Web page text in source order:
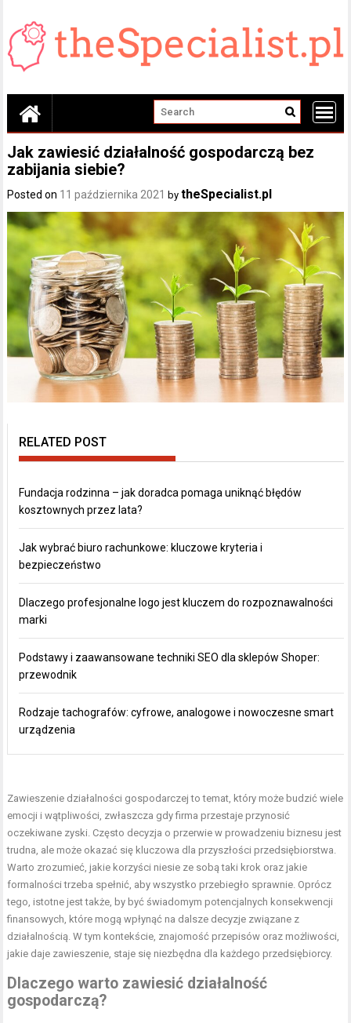
content
Jak zawiesić działalność gospodarczą bez
zabijania siebie?
Posted on 11 października 2021 bytheSpecialist.pl
RELATED POST
Fundacja rodzinna – jak doradca pomaga uniknąć błędów
kosztownych przez lata?
Jak wybrać biuro rachunkowe: kluczowe kryteria i
bezpieczeństwo
Dlaczego profesjonalne logo jest kluczem do rozpoznawalności
marki
Podstawy i zaawansowane techniki SEO dla sklepów Shoper:
przewodnik
Rodzaje tachografów: cyfrowe, analogowe i nowoczesne smart
urządzenia
Zawieszenie działalności gospodarczej to temat, który może budzić wiele
emocji i wątpliwości, zwłaszcza gdy firma przestaje przynosić
oczekiwane zyski. Często decyzja o przerwie w prowadzeniu biznesu jest
trudna, ale może okazać się kluczowa dla przyszłości przedsiębiorstwa.
Warto zrozumieć, jakie korzyści niesie ze sobą taki krok oraz jakie
formalności trzeba spełnić, aby wszystko przebiegło sprawnie. Oprócz
tego, istotne jest także, by być świadomym potencjalnych konsekwencji
finansowych, które mogą wpłynąć na dalsze decyzje związane z
działalnością. W tym kontekście, znajomość przepisów oraz możliwości,
jakie daje zawieszenie, staje się niezbędna dla każdego przedsiębiorcy.
Dlaczego warto zawiesić działalność
gospodarczą?